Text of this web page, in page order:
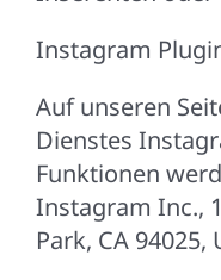
Instagram
Auf unseren
Dienstes
Funktionen
Instagram Inc.,
Park, CA